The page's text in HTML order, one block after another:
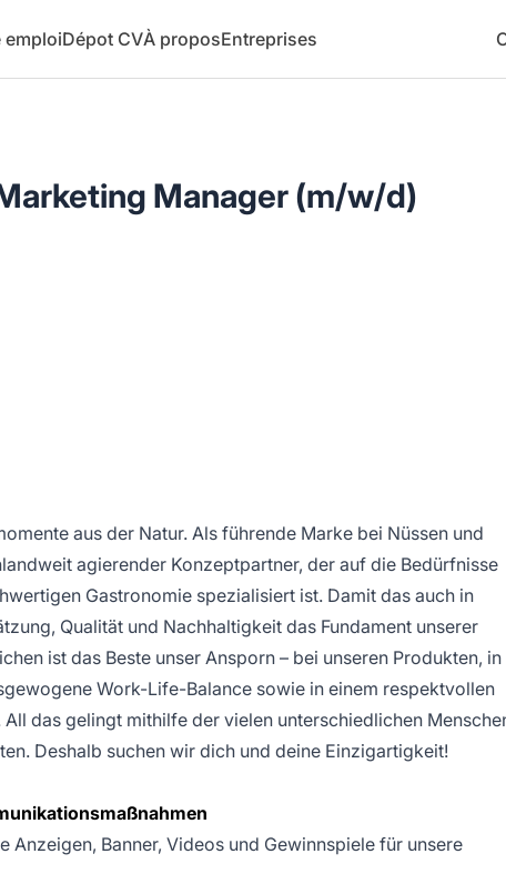
emploiDépot CVÀ proposEntreprises
Manager (m/w/d)
aus der Natur. Als führende Marke bei Nüssen und
agierender Konzeptpartner, der auf die Bedürfnisse
Gastronomie spezialisiert ist. Damit das auch in
Qualität und Nachhaltigkeit das Fundament unserer
ist das Beste unser Ansporn – bei unseren Produkten, in
Work-Life-Balance sowie in einem respektvollen
das gelingt mithilfe der vielen unterschiedlichen
Deshalb suchen wir dich und deine Einzigartigkeit!
Anzeigen, Banner, Videos und Gewinnspiele für unsere